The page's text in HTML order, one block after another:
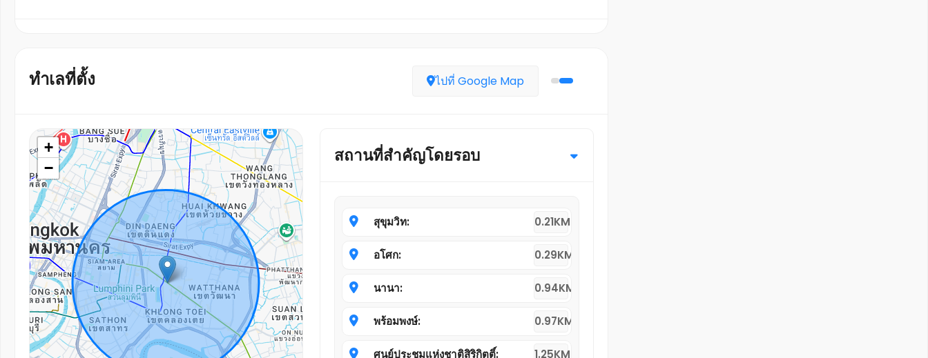
ทำเลที่ตั้ง ไปที่ Google Map
+
−
สถานที่สำคัญโดยรอบ
สุขุมวิท: 0.21KM
อโศก: 0.29KM
นานา: 0.94KM
พร้อมพงษ์: 0.97KM
ศูนย์ประชุมแห่งชาติสิริกิตติ์: 1.25KM